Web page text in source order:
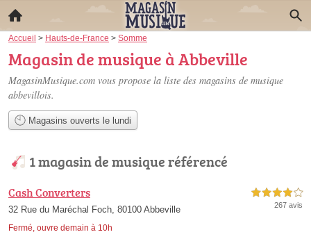
Accueil > Hauts-de-France > Somme
Magasin de musique à Abbeville
MagasinMusique.com vous propose la liste des magasins de musique
abbevillois.
Magasins ouverts le lundi
1 magasin de musique référencé
Cash Converters
32 Rue du Maréchal Foch, 80100 Abbeville
Fermé, ouvre demain à 10h
4,0 étoiles sur 5
267 avis